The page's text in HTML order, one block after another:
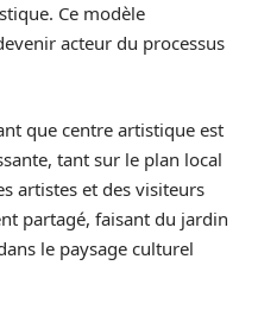
Ce modèle
acteur du processus
que centre artistique est
tant sur le plan local
artistes et des visiteurs
partagé, faisant du jardin
le paysage culturel